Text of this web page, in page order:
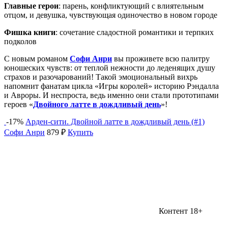
Главные герои: парень, конфликтующий с влиятельным
отцом, и девушка, чувствующая одиночество в новом городе
Фишка книги: сочетание сладостной романтики и терпких
подколов
С новым романом Софи Анри вы проживете всю палитру
юношеских чувств: от теплой нежности до леденящих душу
страхов и разочарований! Такой эмоциональный вихрь
напомнит фанатам цикла «Игры королей» историю Рэндалла
и Авроры. И неспроста, ведь именно они стали прототипами
героев «Двойного латте в дождливый день»!
-17% Арден-сити. Двойной латте в дождливый день (#1)
Софи Анри 879 ₽ Купить
Контент 18+